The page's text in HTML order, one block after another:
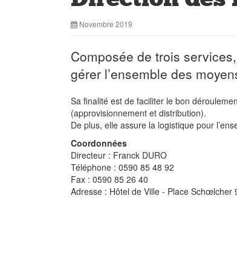
Novembre 2019
Composée de trois
gérer l’ensemble des
Sa finalité est de faciliter le bon
(approvisionnement et distribution).
De plus, elle assure la logistique pour
Coordonnées
Directeur : Franck DURO
Téléphone : 0590 85 48 92
Fax : 0590 85 26 40
Adresse : Hôtel de Ville - Place Schœlcher